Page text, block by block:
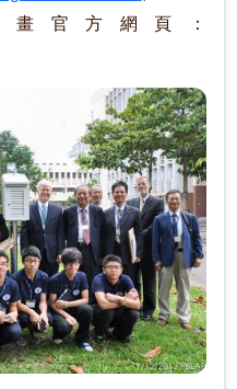
計畫官方網頁：